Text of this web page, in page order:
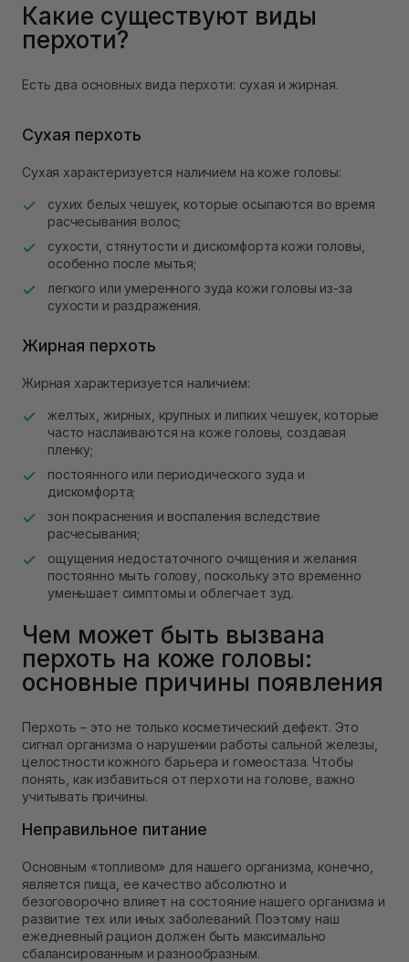
Какие существуют виды
перхоти?
Есть два основных вида перхоти: сухая и жирная.
Сухая перхоть
Сухая характеризуется наличием на коже головы:
сухих белых чешуек, которые осыпаются во время
расчесывания волос;
сухости, стянутости и дискомфорта кожи головы,
особенно после мытья;
легкого или умеренного зуда кожи головы из-за
сухости и раздражения.
Жирная перхоть
Жирная характеризуется наличием:
желтых, жирных, крупных и липких чешуек, которые
часто наслаиваются на коже головы, создавая
пленку;
постоянного или периодического зуда и
дискомфорта;
зон покраснения и воспаления вследствие
расчесывания;
ощущения недостаточного очищения и желания
постоянно мыть голову, поскольку это временно
уменьшает симптомы и облегчает зуд.
Чем может быть вызвана
перхоть на коже головы:
основные причины появления
Перхоть – это не только косметический дефект. Это
сигнал организма о нарушении работы сальной железы,
целостности кожного барьера и гомеостаза. Чтобы
понять, как избавиться от перхоти на голове, важно
учитывать причины.
Неправильное питание
Основным «топливом» для нашего организма, конечно,
является пища, ее качество абсолютно и
безоговорочно влияет на состояние нашего организма и
развитие тех или иных заболеваний. Поэтому наш
ежедневный рацион должен быть максимально
сбалансированным и разнообразным.